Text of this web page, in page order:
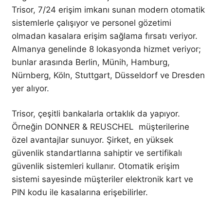
Trisor, 7/24 erişim imkanı sunan modern otomatik
sistemlerle çalışıyor ve personel gözetimi
olmadan kasalara erişim sağlama fırsatı veriyor.
Almanya genelinde 8 lokasyonda hizmet veriyor;
bunlar arasında Berlin, Münih, Hamburg,
Nürnberg, Köln, Stuttgart, Düsseldorf ve Dresden
yer alıyor.
Trisor, çeşitli bankalarla ortaklık da yapıyor.
Örneğin DONNER & REUSCHEL müşterilerine
özel avantajlar sunuyor. Şirket, en yüksek
güvenlik standartlarına sahiptir ve sertifikalı
güvenlik sistemleri kullanır. Otomatik erişim
sistemi sayesinde müşteriler elektronik kart ve
PIN kodu ile kasalarına erişebilirler.